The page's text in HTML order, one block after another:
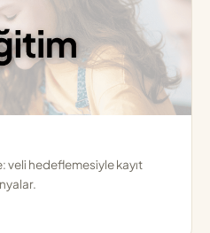
hedeflemesiyle kayıt